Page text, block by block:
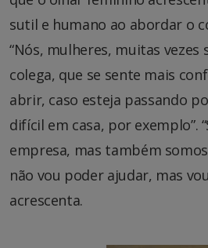
sutil e humano ao abordar o
“Nós, mulheres, muitas vezes
colega, que se sente mais
abrir, caso esteja passando
difícil em casa, por exemplo”.
empresa, mas também
não vou poder ajudar, mas
acrescenta.